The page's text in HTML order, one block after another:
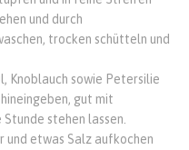
und durch
trocken schütteln und
Knoblauch sowie Petersilie
gut mit
stehen lassen.
und etwas Salz aufkochen